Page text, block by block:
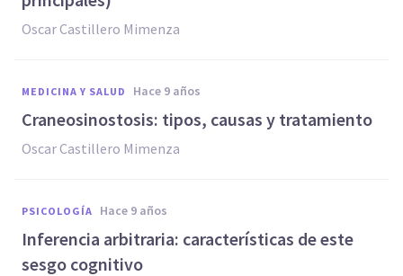
Oscar Castillero Mimenza
MEDICINA Y SALUD hace 9 años
Craneosinostosis: tipos, causas y tratamiento
Oscar Castillero Mimenza
PSICOLOGÍA hace 9 años
Inferencia arbitraria: características de este
sesgo cognitivo